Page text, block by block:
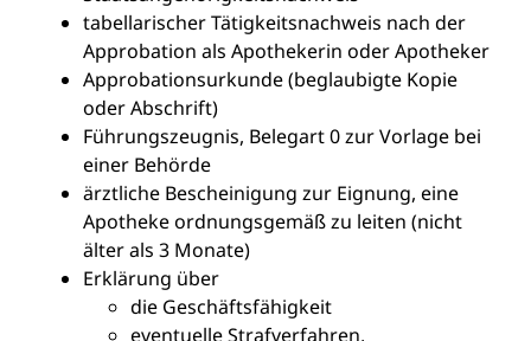
tabellarischer Tätigkeitsnachweis nach der
Approbation als Apothekerin oder Apotheker
Approbationsurkunde (beglaubigte Kopie
oder Abschrift)
Führungszeugnis, Belegart 0 zur Vorlage bei
einer Behörde
ärztliche Bescheinigung zur Eignung, eine
Apotheke ordnungsgemäß zu leiten (nicht
älter als 3 Monate)
Erklärung über
die Geschäftsfähigkeit
eventuelle Strafverfahren,